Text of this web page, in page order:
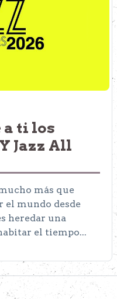
ti los
Jazz All
más que
el mundo desde
heredar una
el tiempo...